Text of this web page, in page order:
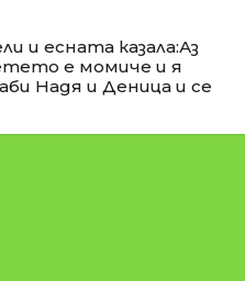
и есната казала:Аз
е момиче и я
Надя и Деница и се